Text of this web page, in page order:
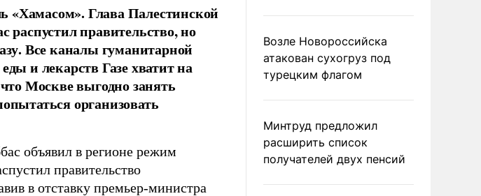
«Хамасом». Глава Палестинской
правительство, но
Все каналы гуманитарной
и лекарств Газе хватит на
Москве выгодно занять
организовать
объявил в регионе режим
правительство
в отставку премьер-министра
Возле Новороссийска
атакован сухогруз под
турецким флагом
Минтруд предложил
расширить список
получателей двух пенсий